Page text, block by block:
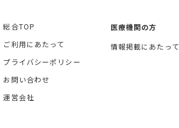
総合TOP
ご利用にあたって
プライバシーポリシー
お問い合わせ
運営会社
医療機関の方
情報掲載にあたって